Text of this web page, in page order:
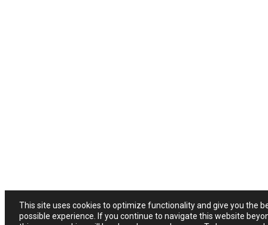
This site uses cookies to optimize functionality and give you the
possible experience. If you continue to navigate this website